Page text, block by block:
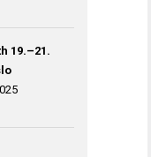
19.–21.